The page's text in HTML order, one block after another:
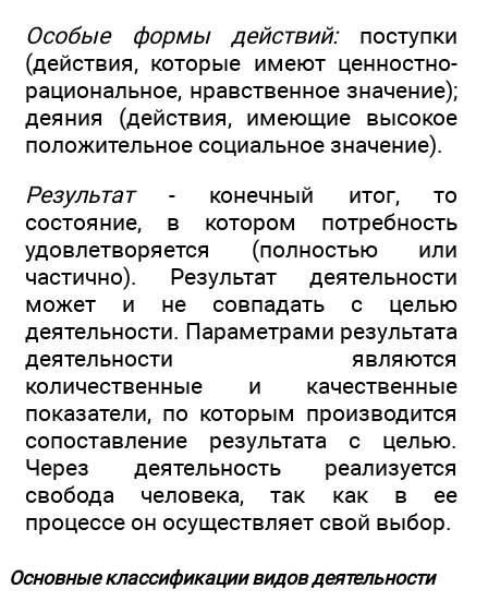
Особые формы действий:поступки
(действия, которые имеют ценностно-
рациональное, нравственное значение);
деяния (действия, имеющие высокое
положительное социальное значение).
Результат- конечный итог, то
состояние, в котором потребность
удовлетворяется (полностью или
частично). Результат деятельности
может и не совпадать с целью
деятельности. Параметрами результата
деятельности являются
количественные и качественные
показатели, по которым производится
сопоставление результата с целью.
Через деятельность реализуется
свобода человека, так как в ее
процессе он осуществляет свой выбор.
Основные классификации видов деятельности